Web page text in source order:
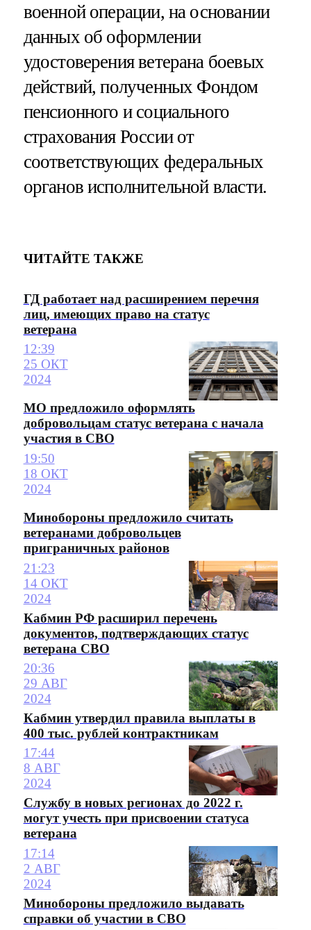
военной операции, на основании
данных об оформлении
удостоверения ветерана боевых
действий, полученных Фондом
пенсионного и социального
страхования России от
соответствующих федеральных
органов исполнительной власти.
ЧИТАЙТЕ ТАКЖЕ
ГД работает над расширением перечня
лиц, имеющих право на статус
ветерана
12:39
25 ОКТ
2024
МО предложило оформлять
добровольцам статус ветерана с начала
участия в СВО
19:50
18 ОКТ
2024
Минобороны предложило считать
ветеранами добровольцев
приграничных районов
21:23
14 ОКТ
2024
Кабмин РФ расширил перечень
документов, подтверждающих статус
ветерана СВО
20:36
29 АВГ
2024
Кабмин утвердил правила выплаты в
400 тыс. рублей контрактникам
17:44
8 АВГ
2024
Службу в новых регионах до 2022 г.
могут учесть при присвоении статуса
ветерана
17:14
2 АВГ
2024
Минобороны предложило выдавать
справки об участии в СВО